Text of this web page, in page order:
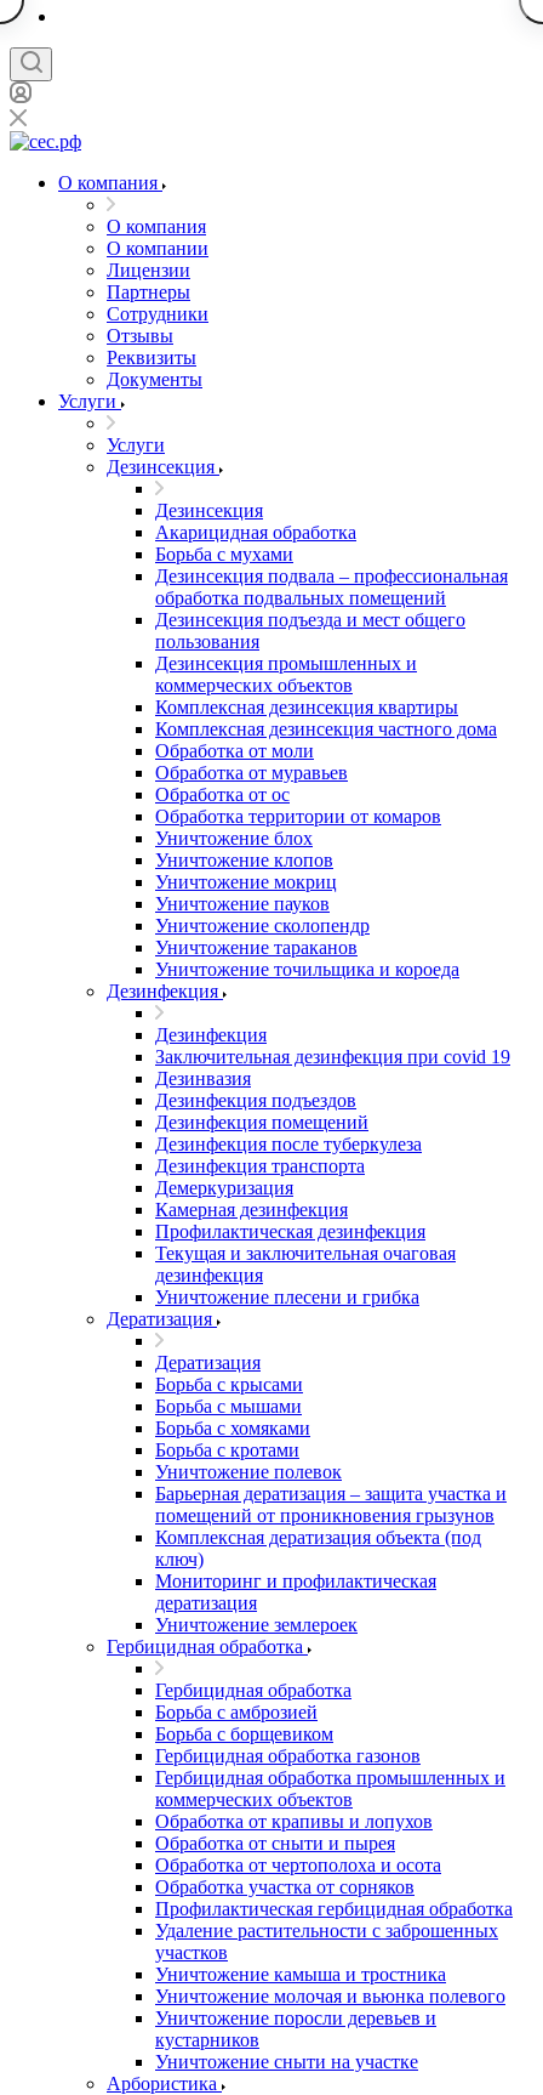
О компания
О компания
О компании
Лицензии
Партнеры
Сотрудники
Отзывы
Реквизиты
Документы
Услуги
Услуги
Дезинсекция
Дезинсекция
Акарицидная обработка
Борьба с мухами
Дезинсекция подвала – профессиональная
обработка подвальных помещений
Дезинсекция подъезда и мест общего
пользования
Дезинсекция промышленных и
коммерческих объектов
Комплексная дезинсекция квартиры
Комплексная дезинсекция частного дома
Обработка от моли
Обработка от муравьев
Обработка от ос
Обработка территории от комаров
Уничтожение блох
Уничтожение клопов
Уничтожение мокриц
Уничтожение пауков
Уничтожение сколопендр
Уничтожение тараканов
Уничтожение точильщика и короеда
Дезинфекция
Дезинфекция
Заключительная дезинфекция при covid 19
Дезинвазия
Дезинфекция подъездов
Дезинфекция помещений
Дезинфекция после туберкулеза
Дезинфекция транспорта
Демеркуризация
Камерная дезинфекция
Профилактическая дезинфекция
Текущая и заключительная очаговая
дезинфекция
Уничтожение плесени и грибка
Дератизация
Дератизация
Борьба с крысами
Борьба с мышами
Борьба с хомяками
Борьба с кротами
Уничтожение полевок
Барьерная дератизация – защита участка и
помещений от проникновения грызунов
Комплексная дератизация объекта (под
ключ)
Мониторинг и профилактическая
дератизация
Уничтожение землероек
Гербицидная обработка
Гербицидная обработка
Борьба с амброзией
Борьба с борщевиком
Гербицидная обработка газонов
Гербицидная обработка промышленных и
коммерческих объектов
Обработка от крапивы и лопухов
Обработка от сныти и пырея
Обработка от чертополоха и осота
Обработка участка от сорняков
Профилактическая гербицидная обработка
Удаление растительности с заброшенных
участков
Уничтожение камыша и тростника
Уничтожение молочая и вьюнка полевого
Уничтожение поросли деревьев и
кустарников
Уничтожение сныти на участке
Арбористика